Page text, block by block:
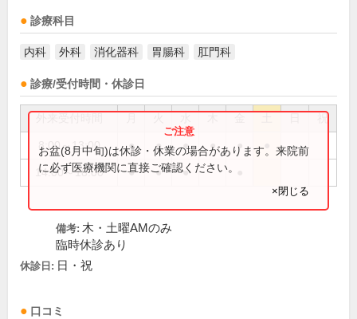
診療科目
内科 外科 消化器科 胃腸科 肛門科
診療/受付時間・休診日
祝
8:00～13:00 ● ● ● ● ●
14:00～18:00 ● ● ●
お盆(8月中旬)は休診・休業の場合があります。来院前
に必ず医療機関に直接ご確認ください。
×閉じる
備考: 木・土曜AMのみ
臨時休診あり
休診日: 日・祝
口コミ